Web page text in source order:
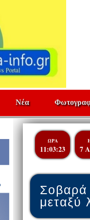
Νέα
ΩΡΑ
11:03:23 7
Σοβαρά
μεταξύ